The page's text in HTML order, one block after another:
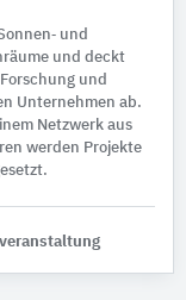
und
und deckt
und
Unternehmen ab.
Netzwerk aus
werden Projekte